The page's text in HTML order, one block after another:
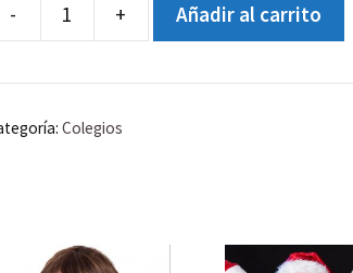
-
+ Añadir al carrito
Colegios